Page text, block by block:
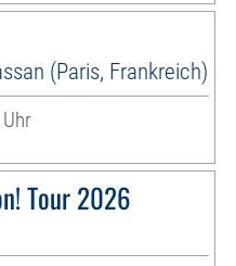
(Paris, Frankreich)
Tour 2026